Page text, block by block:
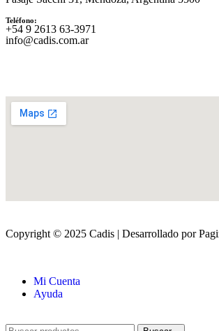
Teléfono:
‪+54 9 2613 63‑3971‬
info@cadis.com.ar
Copyright © 2025 Cadis | Desarrollado por
Mi Cuenta
Ayuda